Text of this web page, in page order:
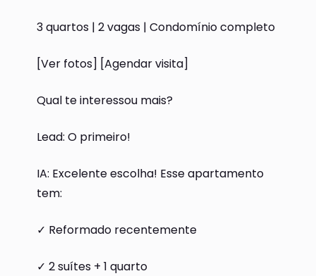
3 quartos | 2 vagas | Condomínio completo
[Ver fotos] [Agendar visita]
Qual te interessou mais?
Lead: O primeiro!
IA: Excelente escolha! Esse apartamento
tem:
✓ Reformado recentemente
✓ 2 suítes + 1 quarto